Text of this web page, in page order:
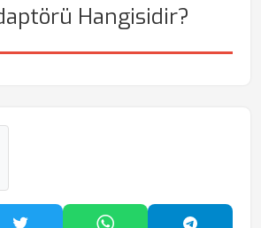
Hangisidir?